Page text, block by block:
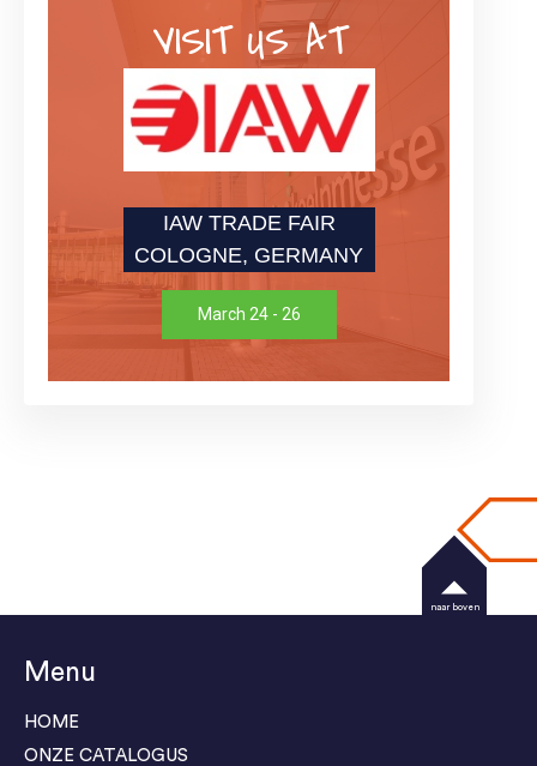
VISIT US AT
IAW TRADE FAIR
COLOGNE, GERMANY
March 24 - 26
Menu
HOME
ONZE CATALOGUS
naar boven